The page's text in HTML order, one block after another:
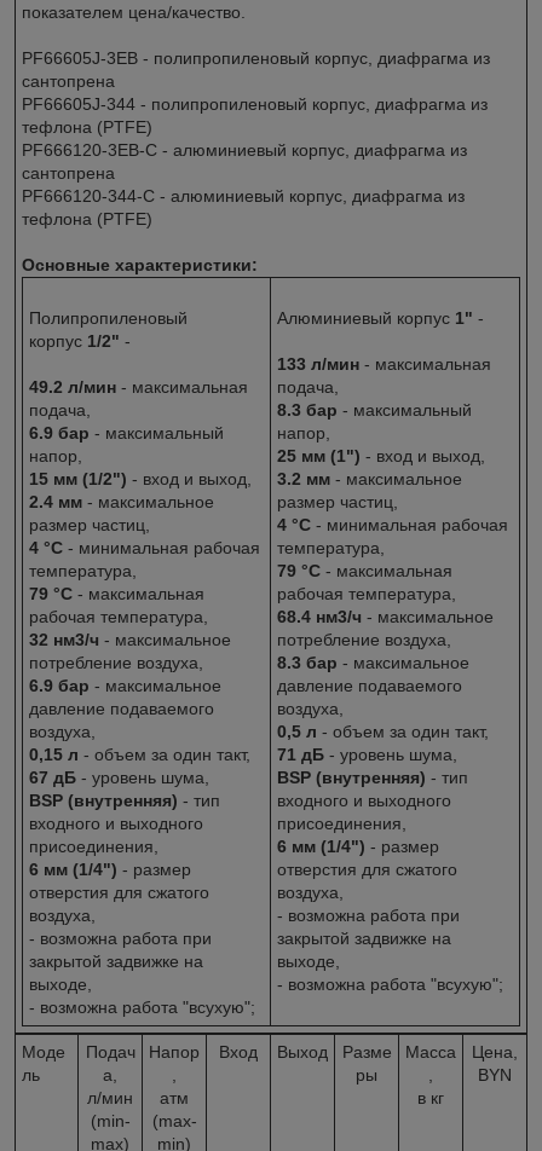
показателем цена/качество.
PF66605J-3EB - полипропиленовый корпус, диафрагма из
сантопрена
PF66605J-344 - полипропиленовый корпус, диафрагма из
тефлона (PTFE)
PF666120-3EB-C - алюминиевый корпус, диафрагма из
сантопрена
PF666120-344-C - алюминиевый корпус, диафрагма из
тефлона (PTFE)
Основные характеристики:
Полипропиленовый
корпус 1/2" -
49.2 л/мин - максимальная
подача,
6.9 бар - максимальный
напор,
15 мм (1/2") - вход и выход,
2.4 мм - максимальное
размер частиц,
4 °С - минимальная рабочая
температура,
79 °С - максимальная
рабочая температура,
32 нм3/ч - максимальное
потребление воздуха,
6.9 бар - максимальное
давление подаваемого
воздуха,
0,15 л - объем за один такт,
67 дБ - уровень шума,
BSP (внутренняя) - тип
входного и выходного
присоединения,
6 мм (1/4") - размер
отверстия для сжатого
воздуха,
- возможна работа при
закрытой задвижке на
выходе,
- возможна работа "всухую";
Алюминиевый корпус 1" -
133 л/мин - максимальная
подача,
8.3 бар - максимальный
напор,
25 мм (1") - вход и выход,
3.2 мм - максимальное
размер частиц,
4 °С - минимальная рабочая
температура,
79 °С - максимальная
рабочая температура,
68.4 нм3/ч - максимальное
потребление воздуха,
8.3 бар - максимальное
давление подаваемого
воздуха,
0,5 л - объем за один такт,
71 дБ - уровень шума,
BSP (внутренняя) - тип
входного и выходного
присоединения,
6 мм (1/4") - размер
отверстия для сжатого
воздуха,
- возможна работа при
закрытой задвижке на
выходе,
- возможна работа "всухую";
Моде
ль
Подач
а,
л/мин
(min-
max)
Напор
атм
(max-
min)
Вход Выход
Разме
ры
Масса
в кг
Цена,
BYN